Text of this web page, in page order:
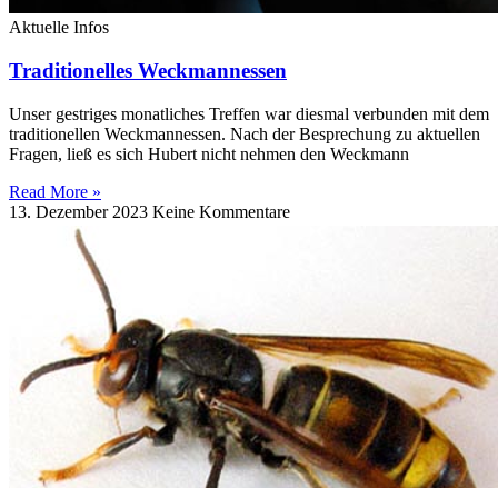
Aktuelle Infos
Traditionelles Weckmannessen
Unser gestriges monatliches Treffen war diesmal verbunden mit dem
traditionellen Weckmannessen. Nach der Besprechung zu aktuellen
Fragen, ließ es sich Hubert nicht nehmen den Weckmann
Read More »
13. Dezember 2023 Keine Kommentare